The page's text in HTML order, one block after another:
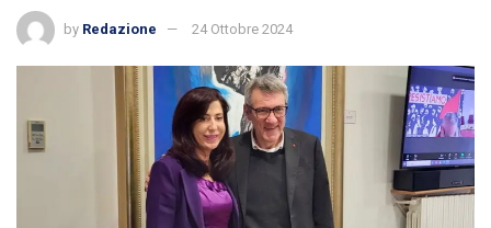
by Redazione 24 Ottobre 2024